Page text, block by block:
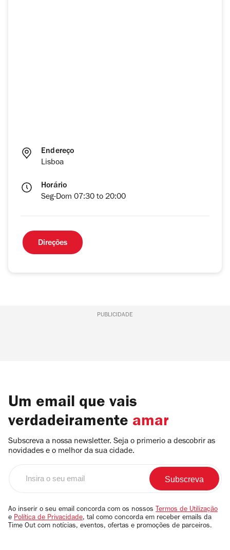
Endereço
Lisboa
Horário
Seg-Dom 07:30 to 20:00
Direções
PUBLICIDADE
Um email que vais
verdadeiramente amar
Subscreva a nossa newsletter. Seja o primerio a descobrir as
novidades e o melhor da sua cidade.
email
Ao inserir o seu email concorda com os nossos Termos de Utilização
e Política de Privacidade, tal como concorda em receber emails da
Time Out com notícias, eventos, ofertas e promoções de parceiros.